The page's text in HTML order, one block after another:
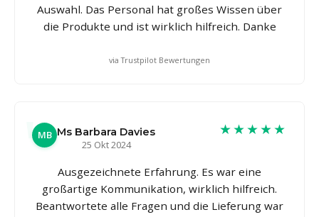
Auswahl. Das Personal hat großes Wissen über
die Produkte und ist wirklich hilfreich. Danke
via Trustpilot Bewertungen
MB Ms Barbara Davies
25 Okt 2024
★★★★★
Ausgezeichnete Erfahrung. Es war eine
großartige Kommunikation, wirklich hilfreich.
Beantwortete alle Fragen und die Lieferung war